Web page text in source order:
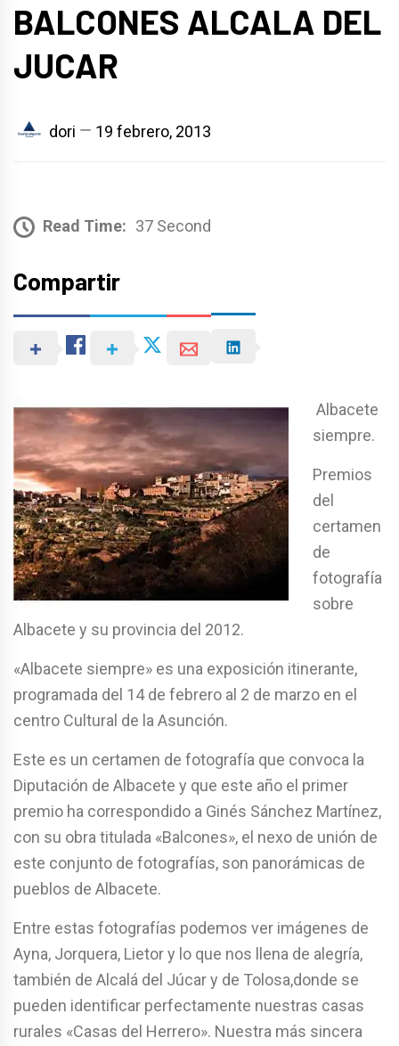
BALCONES ALCALA DEL
JUCAR
dori 19 febrero, 2013
Read Time: 37 Second
Compartir
Albacete
siempre.
Premios
del
certamen
de
fotografía
sobre
Albacete y su provincia del 2012.
«Albacete siempre» es una exposición itinerante,
programada del 14 de febrero al 2 de marzo en el
centro Cultural de la Asunción.
Este es un certamen de fotografía que convoca la
Diputación de Albacete y que este año el primer
premio ha correspondido a Ginés Sánchez Martínez,
con su obra titulada «Balcones», el nexo de unión de
este conjunto de fotografías, son panorámicas de
pueblos de Albacete.
Entre estas fotografías podemos ver imágenes de
Ayna, Jorquera, Lietor y lo que nos llena de alegría,
también de Alcalá del Júcar y de Tolosa,donde se
pueden identificar perfectamente nuestras casas
rurales «Casas del Herrero». Nuestra más sincera